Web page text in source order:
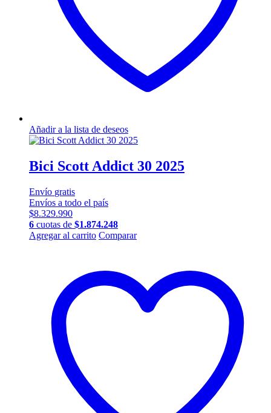
Añadir a la lista de deseos
Bici Scott Addict 30 2025
Envío gratis
Envíos a todo el país
$8.329.990
6 cuotas de $1.874.248
Agregar al carrito Este
variantes.
Las
Comparar